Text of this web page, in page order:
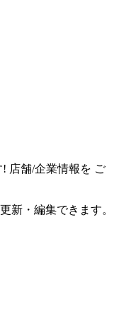
! 店舗/企業情報を ご
新・編集できます。